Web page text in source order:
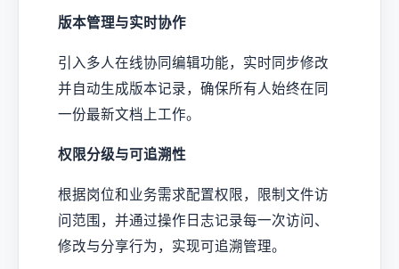
版本管理与实时协作
引入多人在线协同编辑功能，实时同步修改
并自动生成版本记录，确保所有人始终在同
一份最新文档上工作。
权限分级与可追溯性
根据岗位和业务需求配置权限，限制文件访
问范围，并通过操作日志记录每一次访问、
修改与分享行为，实现可追溯管理。